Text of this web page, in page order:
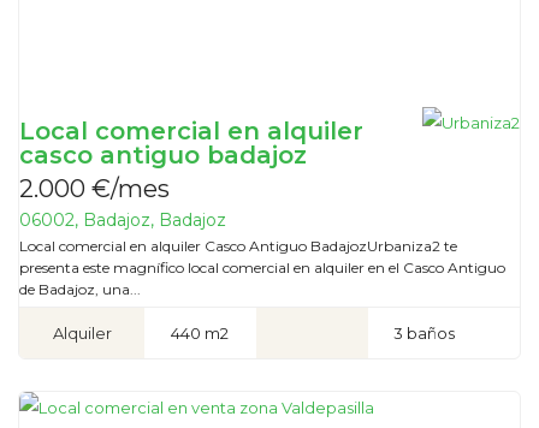
Local comercial en alquiler
casco antiguo badajoz
2.000 €/mes
06002, Badajoz, Badajoz
Local comercial en alquiler Casco Antiguo BadajozUrbaniza2 te
presenta este magnífico local comercial en alquiler en el Casco Antiguo
de Badajoz, una...
Alquiler 440 m2 3 baños